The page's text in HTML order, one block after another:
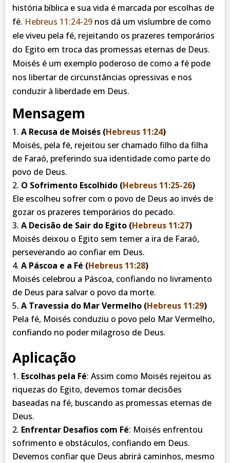
história bíblica e sua vida é marcada por escolhas de
fé. Hebreus 11:24-29 nos dá um vislumbre de como
ele viveu pela fé, rejeitando os prazeres temporários
do Egito em troca das promessas eternas de Deus.
Moisés é um exemplo poderoso de como a fé pode
nos libertar de circunstâncias opressivas e nos
conduzir à liberdade em Deus.
Mensagem
A Recusa de Moisés (Hebreus 11:24)
Moisés, pela fé, rejeitou ser chamado filho da filha
de Faraó, preferindo sua identidade como parte do
povo de Deus.
O Sofrimento Escolhido (Hebreus 11:25-26)
Ele escolheu sofrer com o povo de Deus ao invés de
gozar os prazeres temporários do pecado.
A Decisão de Sair do Egito (Hebreus 11:27)
Moisés deixou o Egito sem temer a ira de Faraó,
perseverando ao confiar em Deus.
A Páscoa e a Fé (Hebreus 11:28)
Moisés celebrou a Páscoa, confiando no livramento
de Deus para salvar o povo da morte.
A Travessia do Mar Vermelho (Hebreus 11:29)
Pela fé, Moisés conduziu o povo pelo Mar Vermelho,
confiando no poder milagroso de Deus.
Aplicação
Escolhas pela Fé: Assim como Moisés rejeitou as
riquezas do Egito, devemos tomar decisões
baseadas na fé, buscando as promessas eternas de
Deus.
Enfrentar Desafios com Fé: Moisés enfrentou
sofrimento e obstáculos, confiando em Deus.
Devemos confiar que Deus abrirá caminhos, mesmo